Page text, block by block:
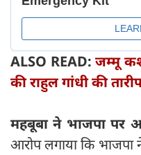
ALSO READ: जम्मू
की राहुल गांधी की
महबूबा ने भाजपा पर
आरोप लगाया कि भाजपा